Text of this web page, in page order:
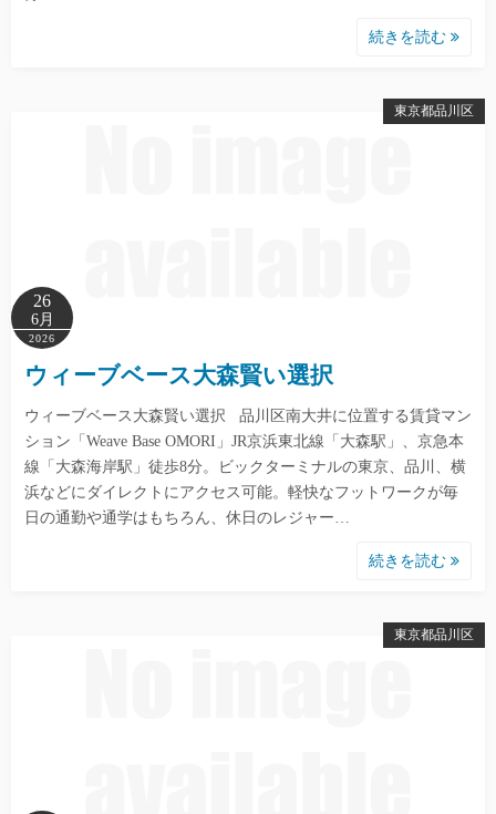
続きを読む
東京都品川区
26
6月
2026
ウィーブベース大森賢い選択
ウィーブベース大森賢い選択 品川区南大井に位置する賃貸マン
ション「Weave Base OMORI」JR京浜東北線「大森駅」、京急本
線「大森海岸駅」徒歩8分。ビックターミナルの東京、品川、横
浜などにダイレクトにアクセス可能。軽快なフットワークが毎
日の通勤や通学はもちろん、休日のレジャー…
続きを読む
東京都品川区